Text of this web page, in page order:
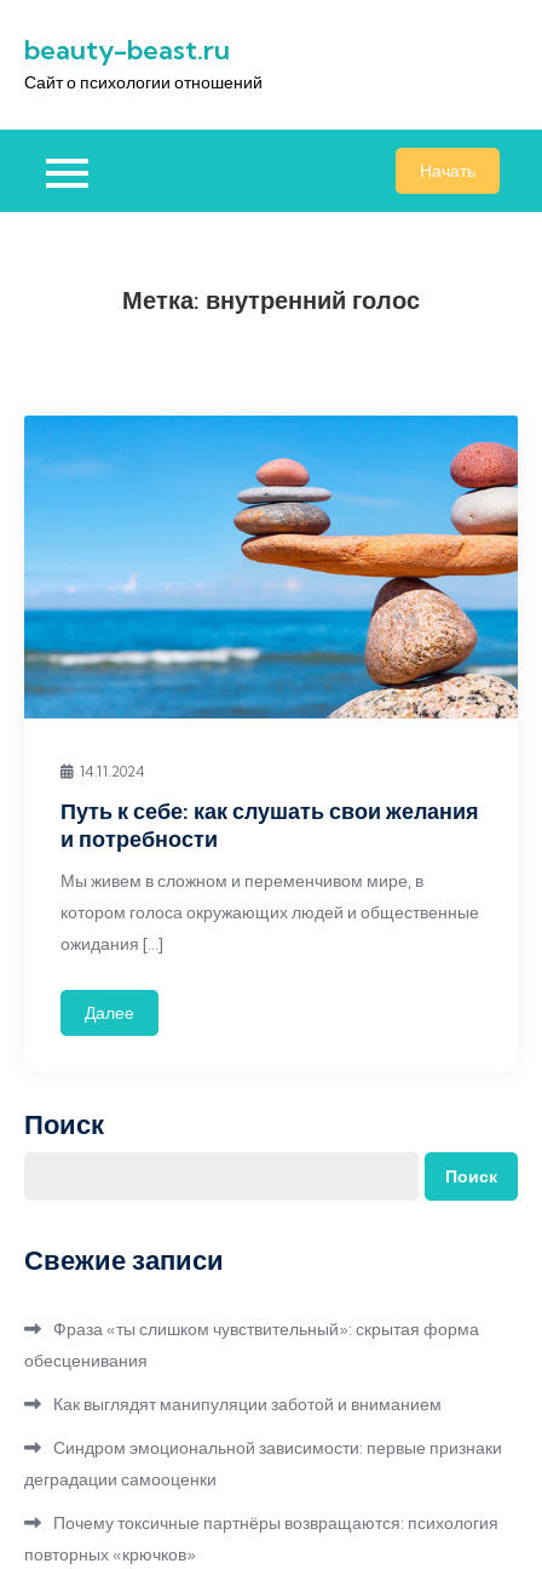
содержимому
beauty-beast.ru
Сайт о психологии отношений
Начать
Метка: внутренний голос
14.11.2024
Путь к себе: как слушать свои желания
и потребности
Мы живем в сложном и переменчивом мире, в
котором голоса окружающих людей и общественные
ожидания […]
Далее
Поиск
Поиск
Свежие записи
Фраза «ты слишком чувствительный»: скрытая форма
обесценивания
Как выглядят манипуляции заботой и вниманием
Синдром эмоциональной зависимости: первые признаки
деградации самооценки
Почему токсичные партнёры возвращаются: психология
повторных «крючков»